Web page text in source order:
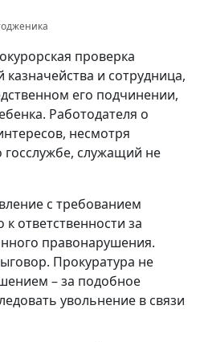
проверка
и сотрудница,
его подчинении,
Работодателя о
несмотря
госслужбе, служащий не
с требованием
ответственности за
правонарушения.
Прокуратура не
– за подобное
увольнение в связи